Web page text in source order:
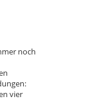
noch
vier